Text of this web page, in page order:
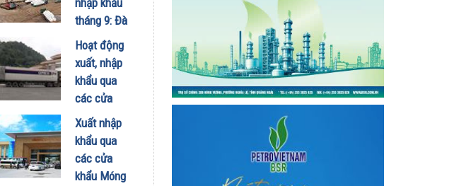
nhập khẩu
tháng 9: Đà
tăng
trưởng
chững lại,
biên mậu
động gián
tiếp
13/10/2025
Hoạt động
xuất, nhập
khẩu qua
các cửa
khẩu Lạng
Sơn tăng
mạnh
09/10/2024
Xuất nhập
khẩu qua
các cửa
khẩu Móng